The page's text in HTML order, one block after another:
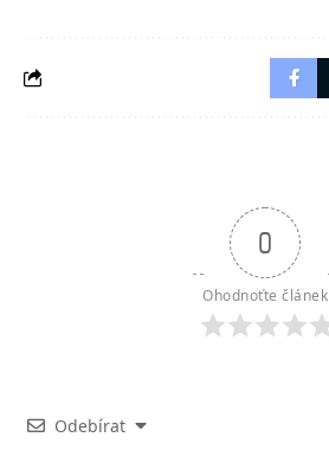
0
Ohodnoťte článek
Odebírat